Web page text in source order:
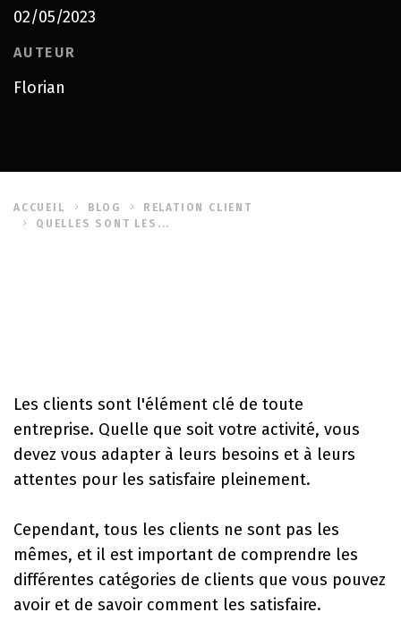
02/05/2023
AUTEUR
Florian
ACCUEIL BLOG
RELATION CLIENT
QUELLES SONT LES...
Les clients sont l'élément clé de toute
entreprise. Quelle que soit votre activité, vous
devez vous adapter à leurs besoins et à leurs
attentes pour les satisfaire pleinement.
Cependant, tous les clients ne sont pas les
mêmes, et il est important de comprendre les
différentes catégories de clients que vous pouvez
avoir et de savoir comment les satisfaire.